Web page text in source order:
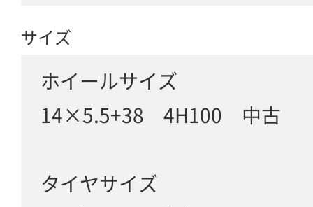
サイズ
ホイールサイズ
14×5.5+38 4H100 中古
タイヤサイズ